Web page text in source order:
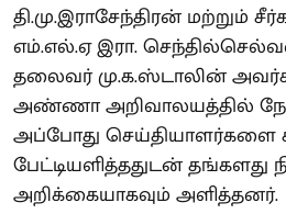
தி.மு.இராசேந்திரன் மற்றும்
எம்.எல்.ஏ இரா.
தலைவர் மு.க.ஸ்டாலின்
அண்ணா அறிவாலயத்தில்
அப்போது செய்தியாளர்களை
பேட்டியளித்ததுடன்
அறிக்கையாகவும் அளித்தனர்.